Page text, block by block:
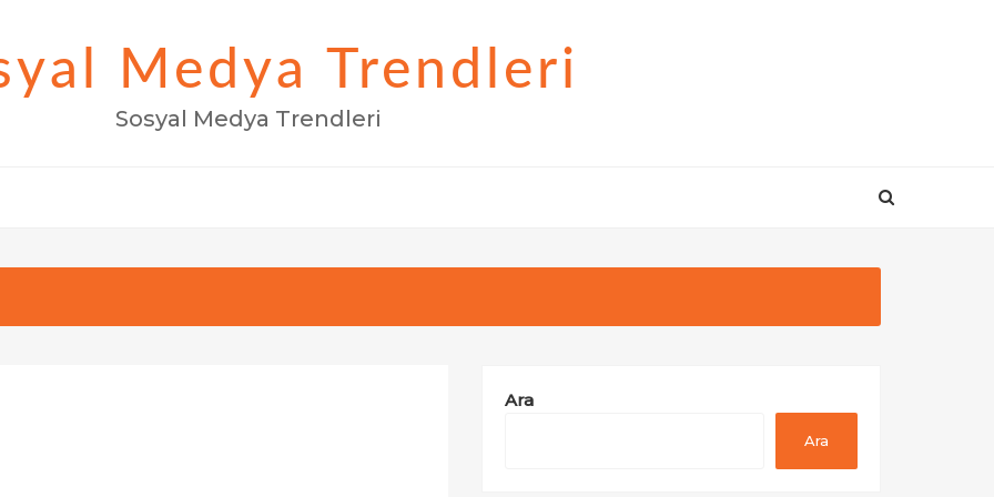
Medya Trendleri
Sosyal Medya Trendleri
Ara
Ara